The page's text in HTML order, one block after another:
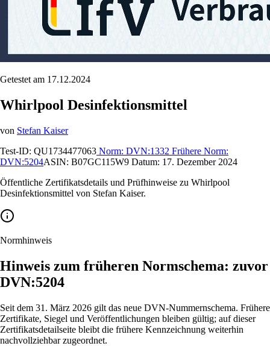
Getestet am 17.12.2024
Whirlpool Desinfektionsmittel
von Stefan Kaiser
Test-ID: QU1734477063 Norm: DVN:1332 Frühere Norm:
DVN:5204ASIN: B07GC115W9 Datum: 17. Dezember 2024
Öffentliche Zertifikatsdetails und Prüfhinweise zu Whirlpool
Desinfektionsmittel von Stefan Kaiser.
Normhinweis
Hinweis zum früheren Normschema: zuvor
DVN:5204
Seit dem 31. März 2026 gilt das neue DVN-Nummernschema. Frühere
Zertifikate, Siegel und Veröffentlichungen bleiben gültig; auf dieser
Zertifikatsdetailseite bleibt die frühere Kennzeichnung weiterhin
nachvollziehbar zugeordnet.